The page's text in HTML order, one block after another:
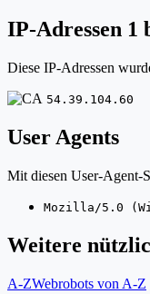
IP-Adressen 1
Diese IP-Adressen
54.39.104.60
User Agents
Mit diesen User-Agent-
Mozilla/5.0
Weitere
A-ZWebrobots von A-Z